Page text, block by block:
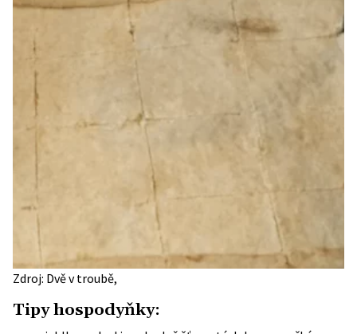
Zdroj: Dvě v troubě,
Tipy hospodyňky: